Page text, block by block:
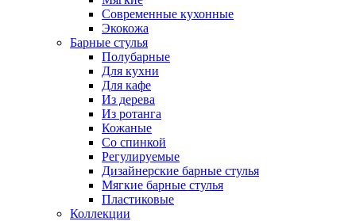
Современные кухонные
Экокожа
Барные стулья
Полубарные
Для кухни
Для кафе
Из дерева
Из ротанга
Кожаные
Со спинкой
Регулируемые
Дизайнерские барные стулья
Мягкие барные стулья
Пластиковые
Коллекции